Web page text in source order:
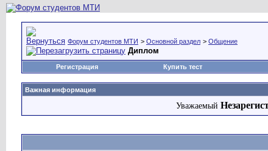
Форум студентов МТИ > Основной раздел > Общение
Диплом
Регистрация Купить тест
Важная информация
Уважаемый